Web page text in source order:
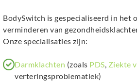
BodySwitch is gespecialiseerd in het
verminderen van
Onze specialisaties zijn:
Darmklachten (zoals PDS Ziekte
verteringsproblematiek)